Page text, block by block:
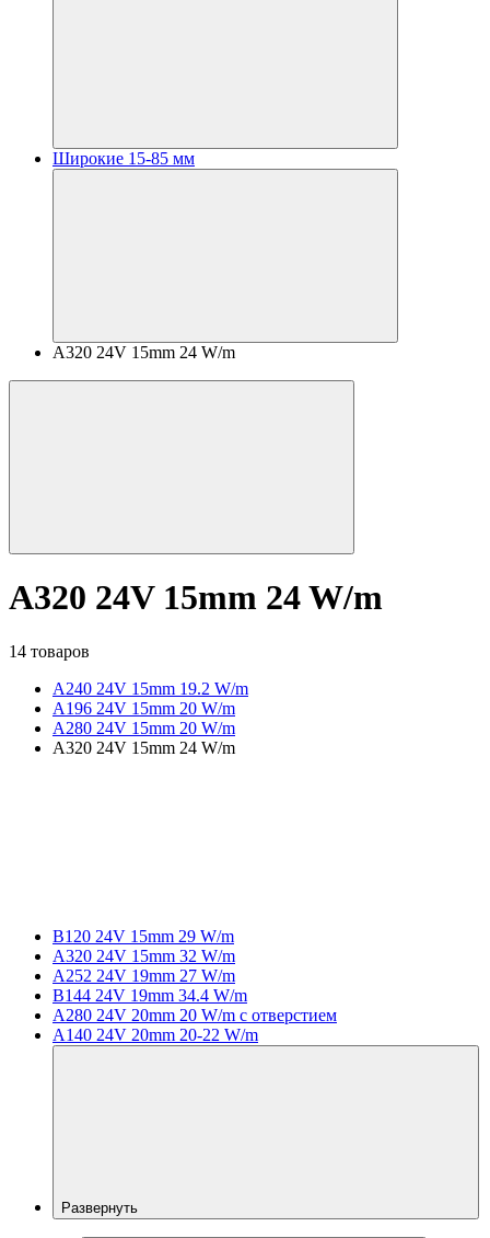
Широкие 15-85 мм
A320 24V 15mm 24 W/m
A320 24V 15mm 24 W/m
14 товаров
A240 24V 15mm 19.2 W/m
A196 24V 15mm 20 W/m
A280 24V 15mm 20 W/m
A320 24V 15mm 24 W/m
B120 24V 15mm 29 W/m
A320 24V 15mm 32 W/m
A252 24V 19mm 27 W/m
B144 24V 19mm 34.4 W/m
A280 24V 20mm 20 W/m с отверстием
A140 24V 20mm 20-22 W/m
Развернуть